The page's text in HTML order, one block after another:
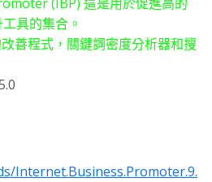
具的集合。
善程式，關鍵詞密度分析器和搜
Internet.Business.Promoter.9.